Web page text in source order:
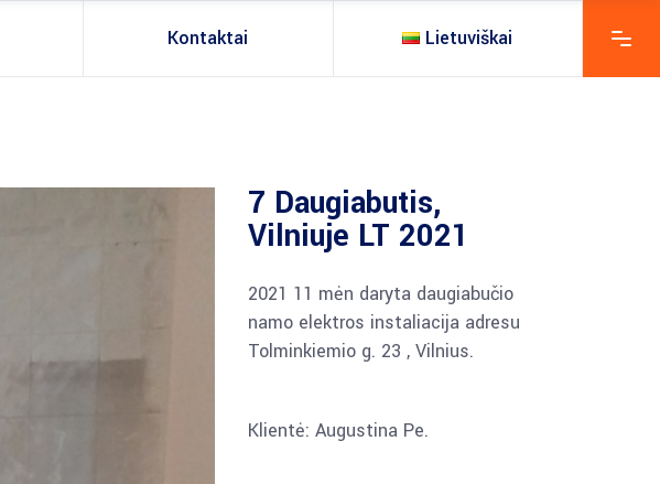
Kontaktai Lietuviškai
7 Daugiabutis,
Vilniuje LT 2021
2021 11 mėn daryta daugiabučio
namo elektros instaliacija adresu
Tolminkiemio g. 23 , Vilnius.
Klientė: Augustina Pe.